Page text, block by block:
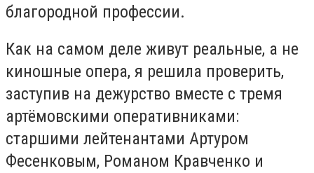
благородной профессии.
Как на самом деле живут реальные, а не
киношные опера, я решила проверить,
заступив на дежурство вместе с тремя
артёмовскими оперативниками:
старшими лейтенантами Артуром
Фесенковым, Романом Кравченко и